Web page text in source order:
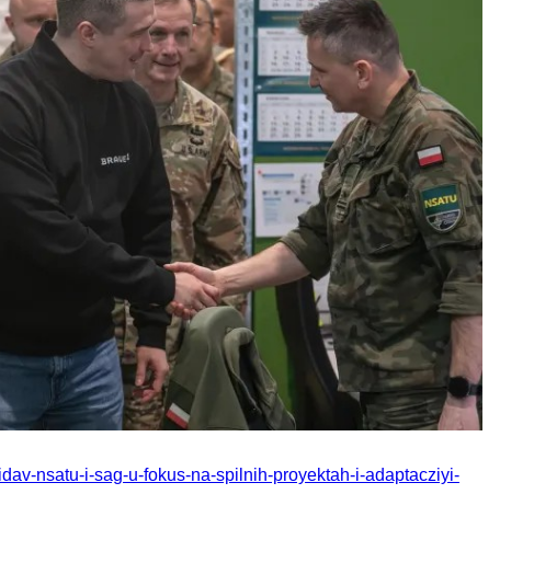
nsatu-i-sag-u-fokus-na-spilnih-proyektah-i-adaptacziyi-